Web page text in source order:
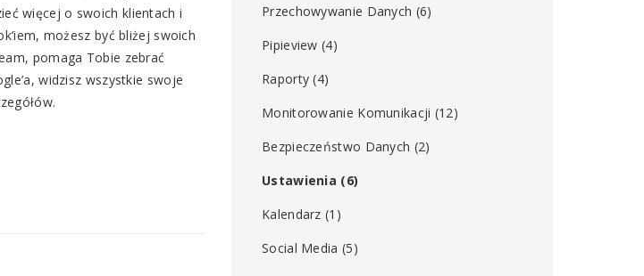
więcej o swoich klientach i
możesz być bliżej swoich
pomaga Tobie zebrać
widzisz wszystkie swoje
Przechowywanie Danych (6)
Pipieview (4)
Raporty (4)
Monitorowanie Komunikacji (12)
Bezpieczeństwo Danych (2)
Ustawienia (6)
Kalendarz (1)
Social Media (5)